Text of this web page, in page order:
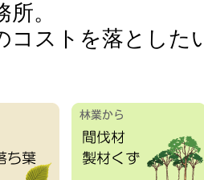
。
コストを落とした